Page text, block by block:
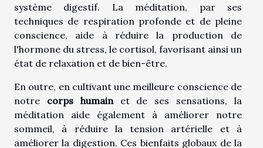
système digestif. La méditation, par ses
techniques de respiration profonde et de pleine
conscience, aide à réduire la production de
l'hormone du stress, le cortisol, favorisant ainsi un
état de relaxation et de bien-être.
En outre, en cultivant une meilleure conscience de
notre corps humainet de ses sensations, la
méditation aide également à améliorer notre
sommeil, à réduire la tension artérielle et à
améliorer la digestion. Ces bienfaits globaux de la